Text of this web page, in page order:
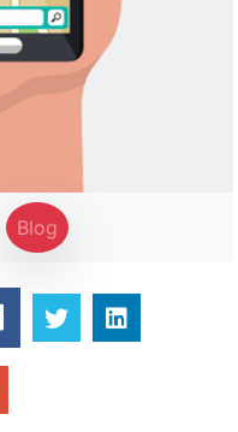
Blog